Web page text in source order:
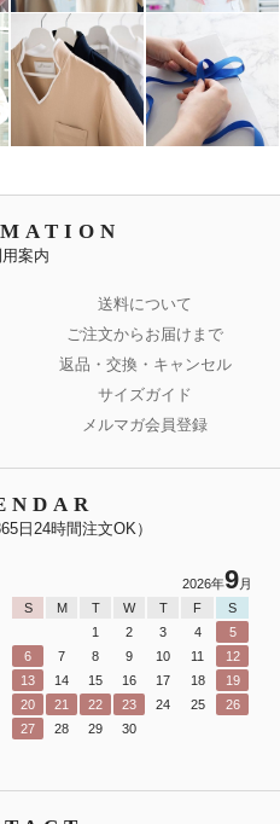
用案内
送料について
ご注文からお届けまで
返品・交換・キャンセル
サイズガイド
メルマガ会員登録
日24時間注文OK）
2026年9月
S
M T W T F
S
1
2 3 4
5
6
7 8 9 10 11
12
13
14 15 16 17 18
19
20
21 22 23 24 25
26
27
28 29 30